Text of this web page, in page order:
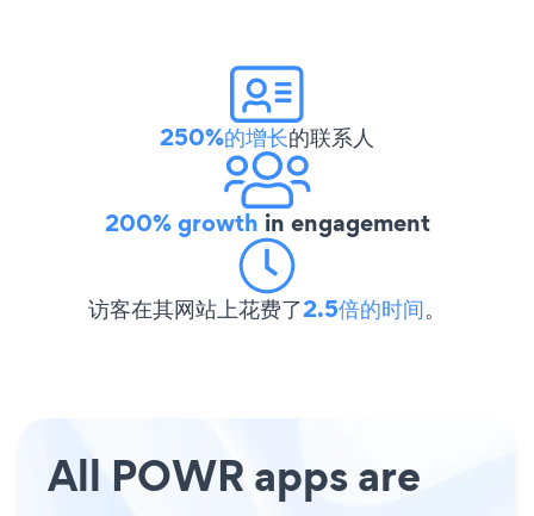
250%的增长的联系人
200% growth in engagement
访客在其网站上花费了2.5倍的时间。
All POWR apps are